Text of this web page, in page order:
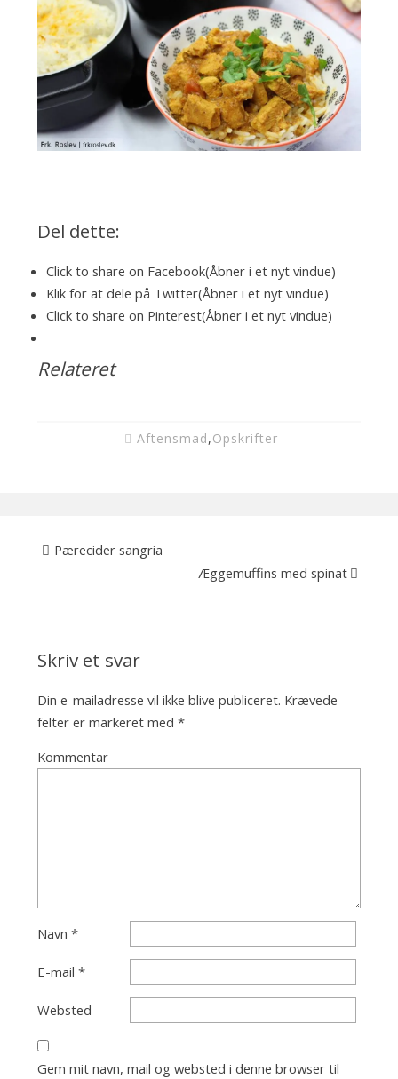
Del dette:
Click to share on Facebook(Åbner i et nyt vindue)
Klik for at dele på Twitter(Åbner i et nyt vindue)
Click to share on Pinterest(Åbner i et nyt vindue)
Relateret
Aftensmad,Opskrifter
Pærecider sangria
Æggemuffins med spinat
Skriv et svar
Din e-mailadresse vil ikke blive publiceret. Krævede
felter er markeret med *
Kommentar
Navn *
E-mail *
Websted
Gem mit navn, mail og websted i denne browser til